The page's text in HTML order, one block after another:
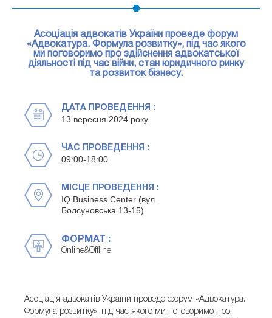
Асоціація адвокатів України проведе форум
«Адвокатура. Формула розвитку», під час якого
ми поговоримо про здійснення адвокатської
діяльності під час війни, стан юридичного ринку
та розвиток бізнесу.
ДАТА ПРОВЕДЕННЯ :
13 вересня 2024 року
ЧАС ПРОВЕДЕННЯ :
09:00-18:00
МІСЦЕ ПРОВЕДЕННЯ :
IQ Business Center (вул.
Болсуновська 13-15)
ФОРМАТ :
Online&Offline
Асоціація адвокатів України проведе форум «Адвокатура.
Формула розвитку», під час якого ми поговоримо про